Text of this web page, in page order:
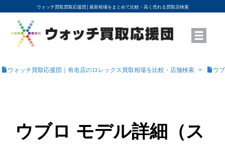
ウォッチ買取買取応援団│ 最新相場をまとめて比較・高く売れる買取店検索
YouTubeで動画を公開中
ROLEXモデル名から買取相場を調べる
高級時計ブランド名から買取相場を調べる
地域から買取店を探す
店舗名から買取店を探す
ブランド時計を高く売る方法
買取査定を依頼する
ウォッチ買取応援団｜有名店のロレックス買取相場を比較・店舗検索 ウ
ウブロ モデル詳細（ス